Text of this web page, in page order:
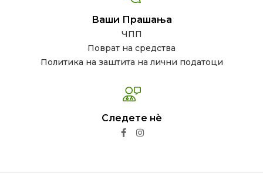
Ваши Прашања
ЧПП
Поврат на средства
Политика на заштита на лични податоци
Следете нѐ